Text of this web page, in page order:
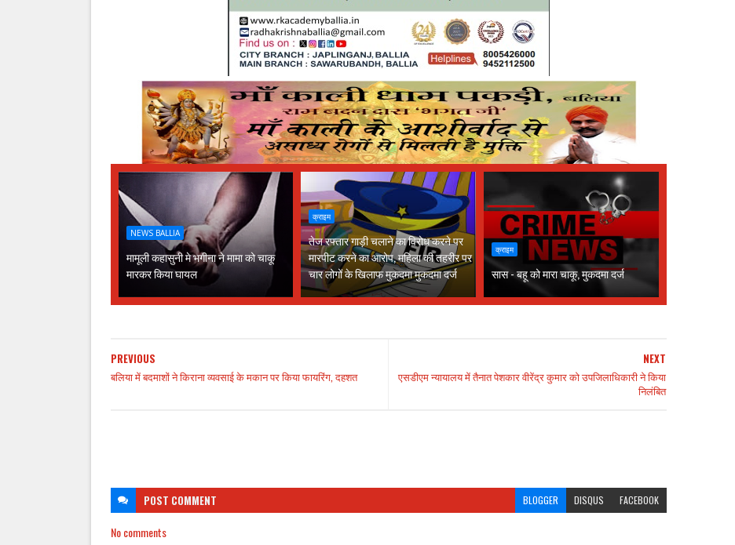
NEWS BALLIA
मामूली कहासुनी मे भगीना ने मामा को चाकू
मारकर किया घायल
क्राइम
तेज रफ्तार गाड़ी चलाने का विरोध करने पर
मारपीट करने का आरोप, महिला की तहरीर पर
चार लोगों के खिलाफ मुकदमा मुकदमा दर्ज
क्राइम
सास - बहू को मारा चाकू, मुकदमा दर्ज
NEXT
एसडीएम न्यायालय में तैनात पेशकार वीरेंद्र कुमार को उपजिलाधिकारी ने किया
निलंबित
PREVIOUS
बलिया में बदमाशों ने किराना व्यवसाई के मकान पर किया फायरिंग, दहशत
POST COMMENT BLOGGER DISQUS FACEBOOK
No comments